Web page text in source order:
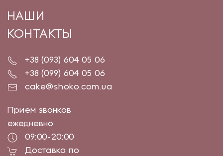
НАШИ
КОНТАКТЫ
+38 (093) 604 05 06
+38 (099) 604 05 06
cake@shoko.com.ua
Прием звонков
ежедневно
09:00-20:00
Доставка по